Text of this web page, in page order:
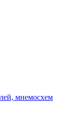
мнемосхем